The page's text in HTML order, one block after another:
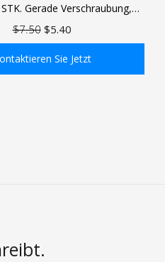
STK. Gerade Verschraubung,
× Außengewinde, Messing-
$7.50 $5.40
Sie Jetzt